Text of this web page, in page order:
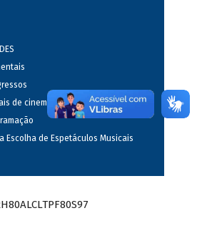
de cinema
Escolha de Espetáculos Musicais